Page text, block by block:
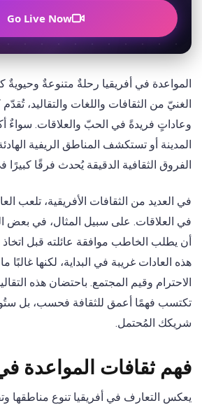
Go Live Now
المواعدة في أفريقيا رحلةٌ متنوعةٌ وحيويةٌ
الغنيّ من الثقافات واللغات والتقاليد،
وعاداتٍ فريدةً في الحبّ والعلاقات. سواءٌ
المدينة أو تستكشف المناطق الريفية
الفروق الثقافية الدقيقة يُحدث فرقًا كبيرًا
في العديد من الثقافات الأفريقية، تلعب
في العلاقات. على سبيل المثال، في بعض
أن يطلب الخاطب موافقة عائلته قبل اتخاذ
هذه العادات غريبة في البداية، لكنها
الاحترام وقيم المجتمع. باحتضان هذه
تكتسب فهمًا أعمق للثقافة فحسب، بل
شريكك المُحتمل.
فهم ثقافات المواعدة في
يعكس التعارف في أفريقيا تنوع مناطقها